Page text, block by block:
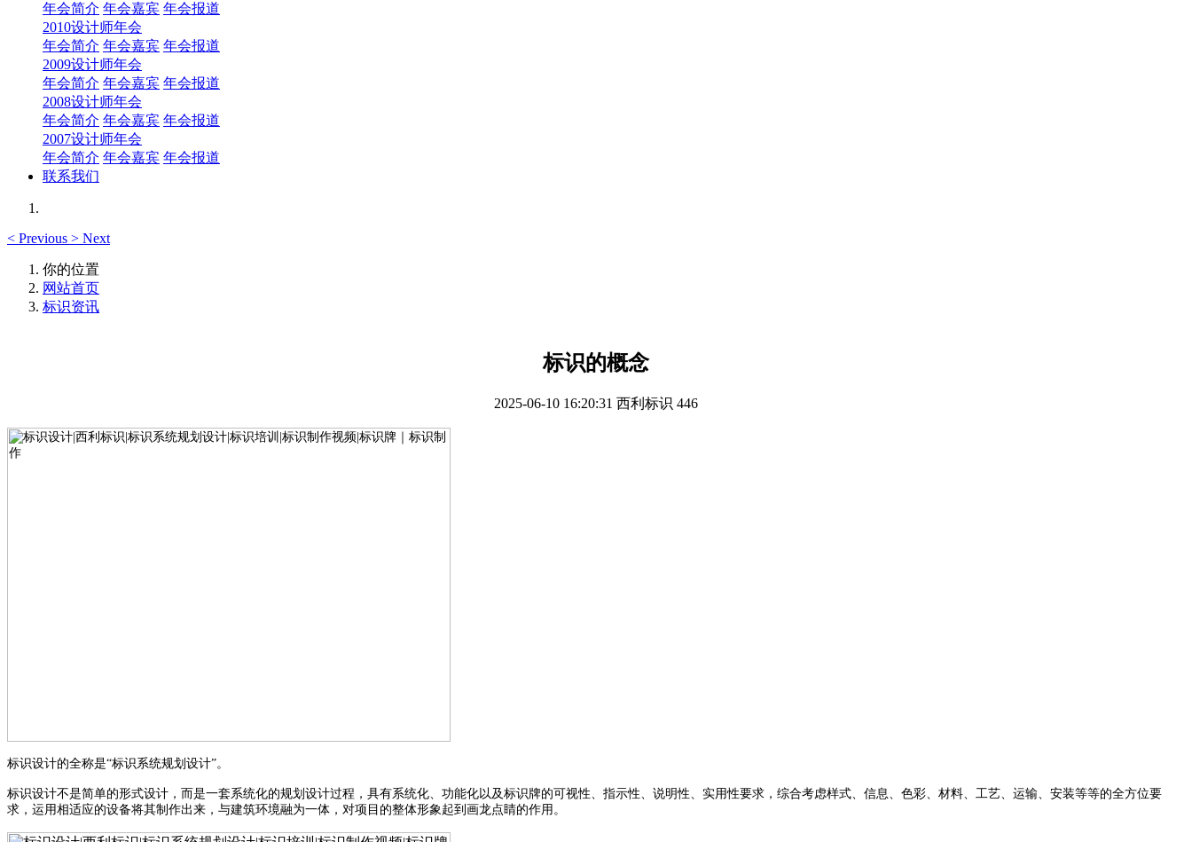
年会简介 年会嘉宾 年会报道
2010设计师年会
年会简介 年会嘉宾 年会报道
2009设计师年会
年会简介 年会嘉宾 年会报道
2008设计师年会
年会简介 年会嘉宾 年会报道
2007设计师年会
年会简介 年会嘉宾 年会报道
联系我们
< Previous > Next
你的位置
网站首页
标识资讯
标识的概念
2025-06-10 16:20:31 西利标识 446
标识设计的全称是“标识系统规划设计”。
标识设计不是简单的形式设计，而是一套系统化的规划设计过程，具有系统化、功能化以及标识牌的可视性、指示性、说明性、实用性要求，综合考虑样式、信息、色彩、材料、工艺、运输、安装等等的全方位要
求，运用相适应的设备将其制作出来，与建筑环境融为一体，对项目的整体形象起到画龙点睛的作用。